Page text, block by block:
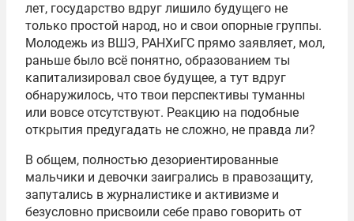
лет, государство вдруг лишило будущего не
только простой народ, но и свои опорные группы.
Молодежь из ВШЭ, РАНХиГС прямо заявляет, мол,
раньше было всё понятно, образованием ты
капитализировал свое будущее, а тут вдруг
обнаружилось, что твои перспективы туманны
или вовсе отсутствуют. Реакцию на подобные
открытия предугадать не сложно, не правда ли?
В общем, полностью дезориентированные
мальчики и девочки заигрались в правозащиту,
запутались в журналистике и активизме и
безусловно присвоили себе право говорить от